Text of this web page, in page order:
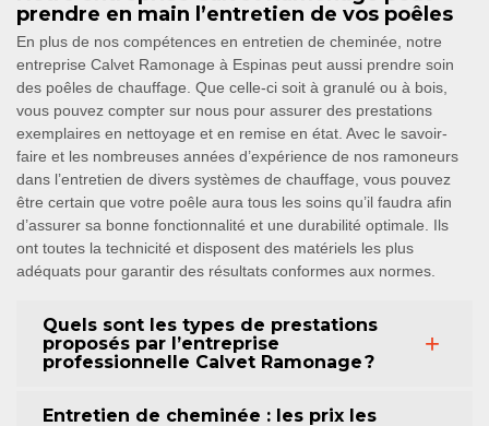
prendre en main l’entretien de vos poêles
En plus de nos compétences en entretien de cheminée, notre
entreprise Calvet Ramonage à Espinas peut aussi prendre soin
des poêles de chauffage. Que celle-ci soit à granulé ou à bois,
vous pouvez compter sur nous pour assurer des prestations
exemplaires en nettoyage et en remise en état. Avec le savoir-
faire et les nombreuses années d’expérience de nos ramoneurs
dans l’entretien de divers systèmes de chauffage, vous pouvez
être certain que votre poêle aura tous les soins qu’il faudra afin
d’assurer sa bonne fonctionnalité et une durabilité optimale. Ils
ont toutes la technicité et disposent des matériels les plus
adéquats pour garantir des résultats conformes aux normes.
Quels sont les types de prestations
proposés par l’entreprise
professionnelle Calvet Ramonage ?
Entretien de cheminée : les prix les